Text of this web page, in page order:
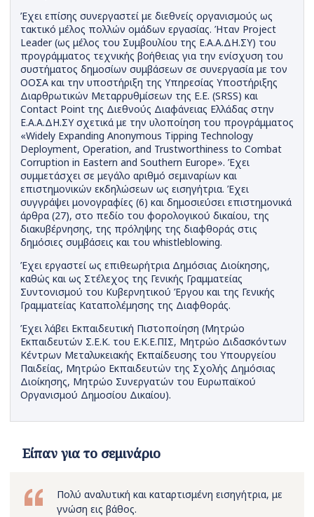
Έχει επίσης συνεργαστεί με διεθνείς οργανισμούς ως
τακτικό μέλος πολλών ομάδων εργασίας. Ήταν Project
Leader (ως μέλος του Συμβουλίου της Ε.Α.Α.ΔΗ.ΣΥ) του
προγράμματος τεχνικής βοήθειας για την ενίσχυση του
συστήματος δημοσίων συμβάσεων σε συνεργασία με τον
ΟΟΣΑ και την υποστήριξη της Υπηρεσίας Υποστήριξης
Διαρθρωτικών Μεταρρυθμίσεων της Ε.Ε. (SRSS) και
Contact Point της Διεθνούς Διαφάνειας Ελλάδας στην
Ε.Α.Α.ΔΗ.ΣΥ σχετικά με την υλοποίηση του προγράμματος
«Widely Expanding Anonymous Tipping Technology
Deployment, Operation, and Trustworthiness to Combat
Corruption in Eastern and Southern Europe». Έχει
συμμετάσχει σε μεγάλο αριθμό σεμιναρίων και
επιστημονικών εκδηλώσεων ως εισηγήτρια. Έχει
συγγράψει μονογραφίες (6) και δημοσιεύσει επιστημονικά
άρθρα (27), στο πεδίο του φορολογικού δικαίου, της
διακυβέρνησης, της πρόληψης της διαφθοράς στις
δημόσιες συμβάσεις και του whistleblowing.
Έχει εργαστεί ως επιθεωρήτρια Δημόσιας Διοίκησης,
καθώς και ως Στέλεχος της Γενικής Γραμματείας
Συντονισμού του Κυβερνητικού Έργου και της Γενικής
Γραμματείας Καταπολέμησης της Διαφθοράς.
Έχει λάβει Εκπαιδευτική Πιστοποίηση (Μητρώο
Εκπαιδευτών Σ.Ε.Κ. του Ε.Κ.Ε.ΠΙΣ, Μητρώο Διδασκόντων
Κέντρων Μεταλυκειακής Εκπαίδευσης του Υπουργείου
Παιδείας, Μητρώο Εκπαιδευτών της Σχολής Δημόσιας
Διοίκησης, Μητρώο Συνεργατών του Ευρωπαϊκού
Οργανισμού Δημοσίου Δικαίου).
Είπαν για το σεμινάριο
Πολύ αναλυτική και καταρτισμένη εισηγήτρια, με
γνώση εις βάθος.